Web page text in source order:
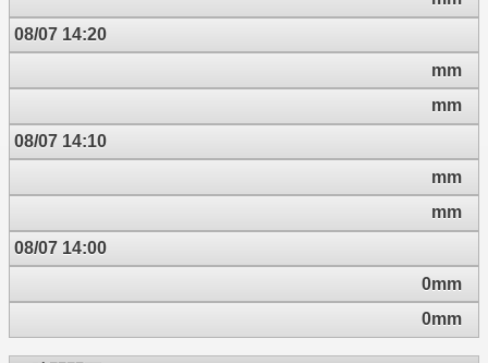
08/07 14:20
mm
mm
08/07 14:10
mm
mm
08/07 14:00
0mm
0mm